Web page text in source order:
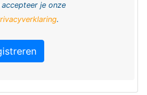
je onze
.